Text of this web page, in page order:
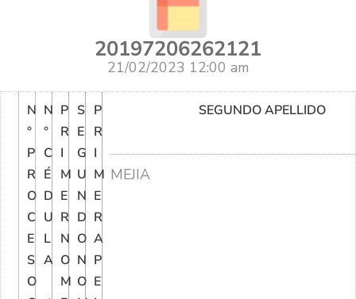
20197206262121
21/02/2023 12:00 am
N
°
P
R
O
C
E
S
O
N
°
C
É
D
U
L
A
P
R
I
M
E
R
N
O
M
S
E
G
U
N
D
O
N
O
P
R
I
M
E
R
A
P
E
SEGUNDO APELLIDO
MEJIA